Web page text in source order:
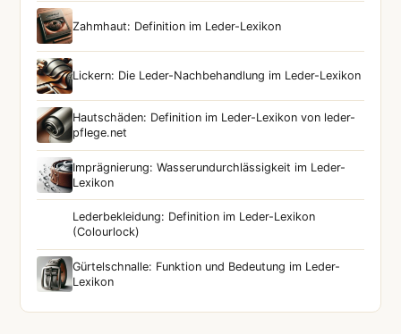
Zahmhaut: Definition im Leder-Lexikon
Lickern: Die Leder-Nachbehandlung im Leder-Lexikon
Hautschäden: Definition im Leder-Lexikon von leder-
pflege.net
Imprägnierung: Wasserundurchlässigkeit im Leder-
Lexikon
Lederbekleidung: Definition im Leder-Lexikon
(Colourlock)
Gürtelschnalle: Funktion und Bedeutung im Leder-
Lexikon